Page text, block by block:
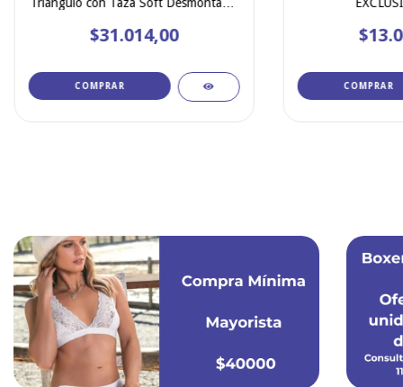
$31.014,00
COMPRAR COMPRAR